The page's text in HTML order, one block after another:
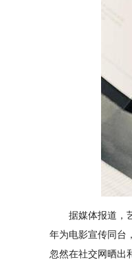
据媒体报道，艺
年为电影宣传同台
忽然在社交网晒出